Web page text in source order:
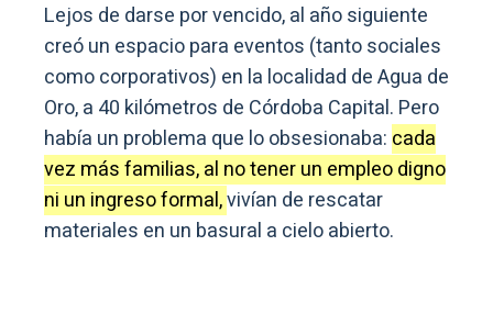
Lejos de darse por vencido, al año siguiente
creó un espacio para eventos (tanto sociales
como corporativos) en la localidad de Agua de
Oro, a 40 kilómetros de Córdoba Capital. Pero
había un problema que lo obsesionaba: cada
vez más familias, al no tener un empleo digno
ni un ingreso formal,vivían de rescatar
materiales en un basural a cielo abierto.